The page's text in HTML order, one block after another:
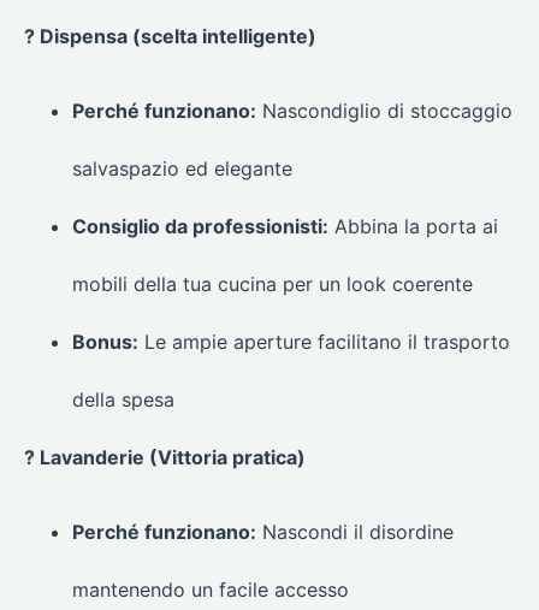
? Dispensa (scelta intelligente)
Perché funzionano: Nascondiglio di stoccaggio
salvaspazio ed elegante
Consiglio da professionisti: Abbina la porta ai
mobili della tua cucina per un look coerente
Bonus: Le ampie aperture facilitano il trasporto
della spesa
? Lavanderie (Vittoria pratica)
Perché funzionano: Nascondi il disordine
mantenendo un facile accesso